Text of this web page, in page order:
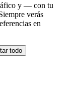
y — con tu
verás
en
todo